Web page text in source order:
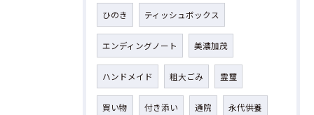
ひのき ティッシュボックス
エンディングノート 美濃加茂
ハンドメイド 粗大ごみ 霊璽
買い物 付き添い 通院 永代供養